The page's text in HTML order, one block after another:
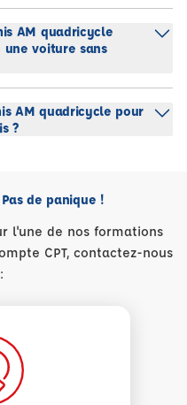
AM quadricycle
voiture sans
AM quadricycle pour
?
de panique !
l'une de nos formations
CPT, contactez-nous